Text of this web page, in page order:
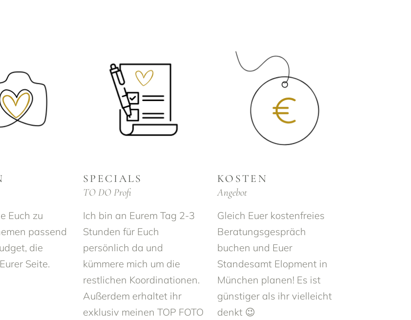
Euch zu
passend
die
Seite.
SPECIALS
TO DO Profi
Ich bin an Eurem Tag 2-3
Stunden für Euch
persönlich da und
kümmere mich um die
restlichen Koordinationen.
Außerdem erhaltet ihr
exklusiv meinen TOP FOTO
KOSTEN
Angebot
Gleich Euer kostenfreies
Beratungsgespräch
buchen und Euer
Standesamt Elopment in
München planen! Es ist
günstiger als ihr vielleicht
denkt 😉